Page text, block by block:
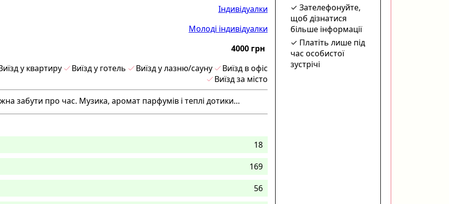
Індивідуалки
Молоді індивідуалки
4000 грн
у квартиру Виїзд у готель Виїзд у лазню/сауну
Виїзд в офіс
Виїзд за місто
забути про час. Музика, аромат парфумів і теплі дотики…
18
169
56
Зателефонуйте,
щоб дізнатися
більше інформації
Платіть лише під
час особистої
зустрічі